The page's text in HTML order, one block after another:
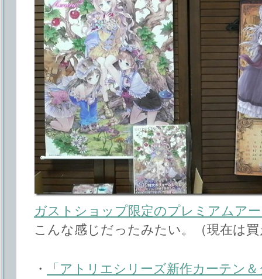
ガストショップ限定のプレミアムア
こんな感じだったみたい。（現在は
・
「アトリエシリーズ新作カーテン